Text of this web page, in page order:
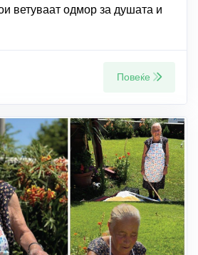
ветуваат одмор за душата и
Повеќе